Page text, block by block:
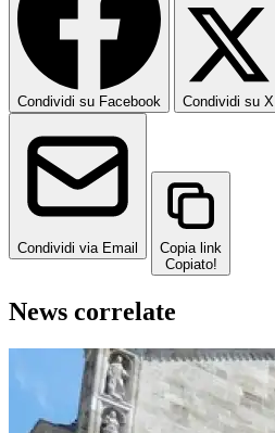
Condividi su Facebook Condividi su X
Condividi via Email
Copia link
Copiato!
News correlate